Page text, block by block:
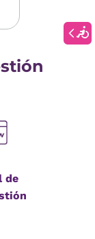
de